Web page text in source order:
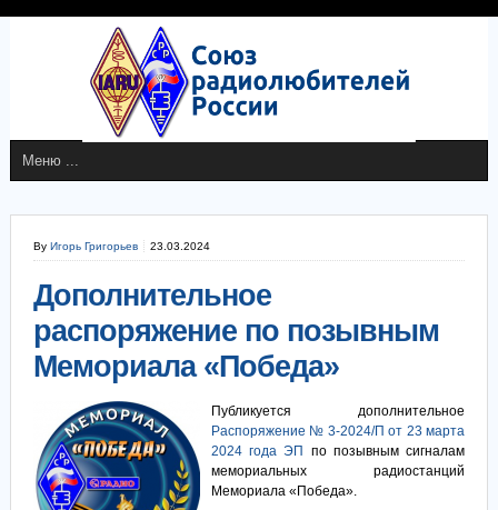
By Игорь Григорьев 23.03.2024
Дополнительное
распоряжение по позывным
Мемориала «Победа»
Публикуется дополнительное
Распоряжение № 3-2024/П от 23 марта
2024 года ЭП
по позывным сигналам
мемориальных радиостанций
Мемориала «Победа».